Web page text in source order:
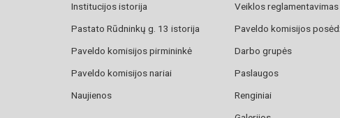
Institucijos istorija
Pastato Rūdninkų g. 13 istorija
Paveldo komisijos pirmininkė
Paveldo komisijos nariai
Naujienos
Veiklos reglamentavimas
Paveldo komisijos
Darbo grupės
Paslaugos
Renginiai